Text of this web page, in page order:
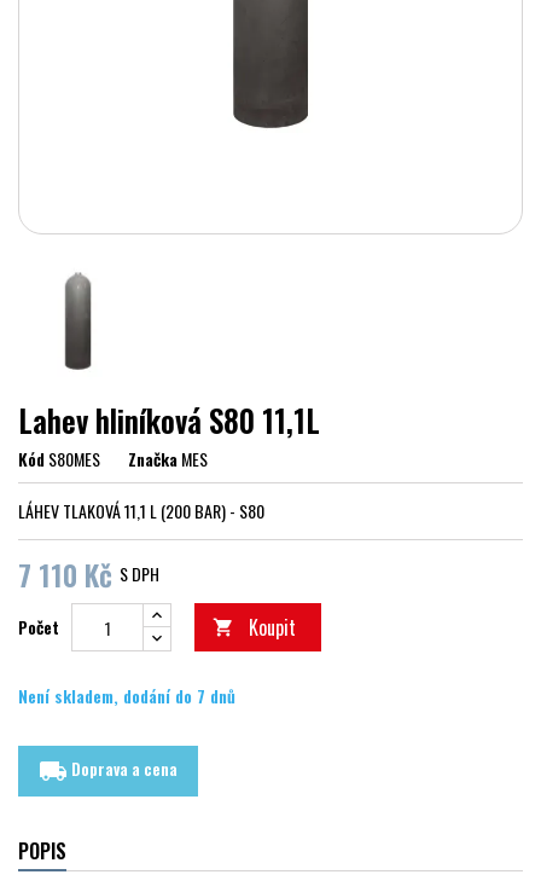
Lahev hliníková S80 11,1L
KódS80MES ZnačkaMES
LÁHEV TLAKOVÁ 11,1 L (200 BAR) - S80
7 110 Kč S DPH
Počet  Koupit
Není skladem, dodání do 7 dnů
local_shipping Doprava a cena
POPIS